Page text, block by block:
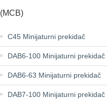
(MCB)
C45 Minijaturni prekidač
DAB6-100 Minijaturni prekidač
DAB6-63 Minijaturni prekidač
DAB7-100 Minijaturni prekidač